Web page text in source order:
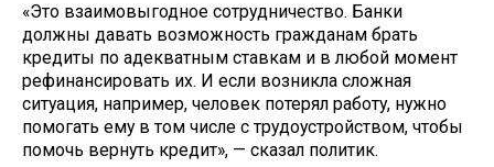
«Это взаимовыгодное сотрудничество. Банки
должны давать возможность гражданам брать
кредиты по адекватным ставкам и в любой момент
рефинансировать их. И если возникла сложная
ситуация, например, человек потерял работу, нужно
помогать ему в том числе с трудоустройством, чтобы
помочь вернуть кредит», — сказал политик.